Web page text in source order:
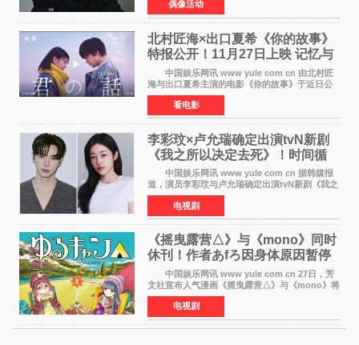
发表声明，明确否认相关传闻。 公司表示，
爆料者是一名长
偶像活动
北村匠海×出口夏希《你的故事》
特报公开！11月27日上映 记忆与
初恋的奇幻交织
中国娱乐网讯 www yule com cn 由北村匠
海与出口夏希主演的电影《你的故事》于近日公
开特报影像，正式定档11月27日上映。 本片
改编自三秋缒同名小说，编剧由曾执笔《孤独摇
滚！》的吉田惠
看电影
李彩玟×卢允瑞确定出演tvN新剧
《我之所以决定去死》！时间循
环青春爱情来袭
中国娱乐网讯 www yule com cn 据韩媒报
道，演员李彩玟与卢允瑞确定出演tvN新剧《我之
所以决定去死》，分别担任男女主角。该剧预计
将于明年播出，引发观众期待。 本剧改编自
NAVER同名人气
电视剧
《摇曳露营△》与《mono》同时
休刊！作者あfろ因身体原因暂停
双连载
中国娱乐网讯 www yule com cn 27日，芳
文社宣布人气漫画《摇曳露营△》与《mono》将
暂停连载一段时间，原因是漫画家あfろ身体状况
不佳。 编辑部表示：一直承蒙各位对
《mono》的喜爱，
电视剧